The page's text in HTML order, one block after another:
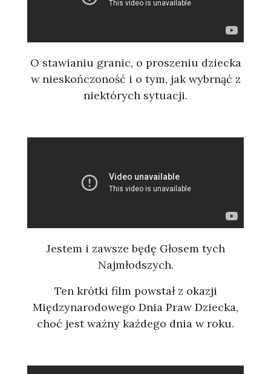
O stawianiu granic, o proszeniu dziecka
w nieskończoność i o tym, jak wybrnąć z
niektórych sytuacji.
Jestem i zawsze będę Głosem tych
Najmłodszych.
Ten krótki film powstał z okazji
Międzynarodowego Dnia Praw Dziecka,
choć jest ważny każdego dnia w roku.